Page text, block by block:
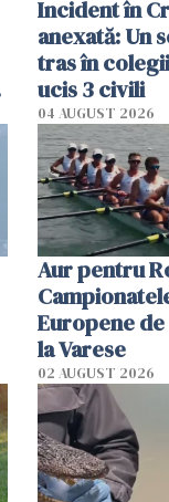
Incident în
anexată: Un
tras în
ucis 3 civili
04 AUGUST 2026
Aur pentru
Europene
la Varese
02 AUGUST 2026